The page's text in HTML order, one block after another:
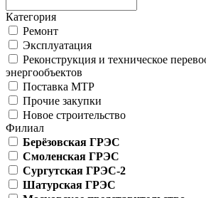
Категория
Ремонт
Эксплуатация
Реконструкция и техническое
энергообъектов
Поставка МТР
Прочие закупки
Новое строительство
Филиал
Берёзовская ГРЭС
Смоленская ГРЭС
Сургутская ГРЭС-2
Шатурская ГРЭС